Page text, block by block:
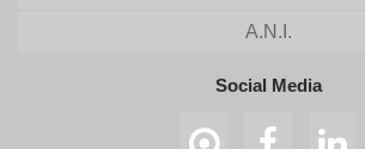
A.N.I.
Social Media